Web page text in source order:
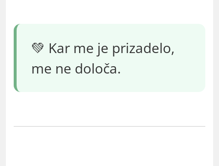
💚 Kar me je prizadelo,
me ne določa.